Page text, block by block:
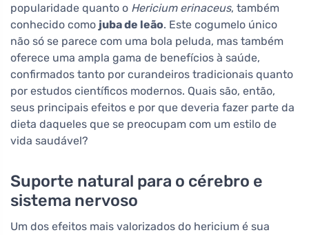
popularidade quanto o Hericium erinaceus, também
conhecido como juba de leão. Este cogumelo único
não só se parece com uma bola peluda, mas também
oferece uma ampla gama de benefícios à saúde,
confirmados tanto por curandeiros tradicionais quanto
por estudos científicos modernos. Quais são, então,
seus principais efeitos e por que deveria fazer parte da
dieta daqueles que se preocupam com um estilo de
vida saudável?
Suporte natural para o cérebro e
sistema nervoso
Um dos efeitos mais valorizados do hericium é sua